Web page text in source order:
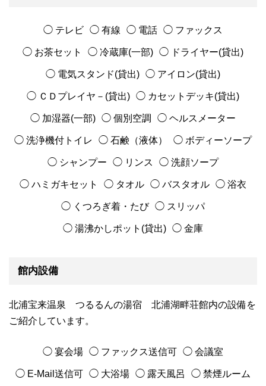
◯ テレビ ◯ 有線 ◯ 電話 ◯ ファックス
◯ お茶セット ◯ 冷蔵庫(一部) ◯ ドライヤー(貸出)
◯ 電気スタンド(貸出) ◯ アイロン(貸出)
◯ ＣＤプレイヤ－(貸出) ◯ カセットデッキ(貸出)
◯ 加湿器(一部) ◯ 個別空調 ◯ ヘルスメーター
◯ 洗浄機付トイレ ◯ 石鹸（液体） ◯ ボディーソープ
◯ シャンプー ◯ リンス ◯ 洗顔ソープ
◯ ハミガキセット ◯ タオル ◯ バスタオル ◯ 浴衣
◯ くつろぎ着・たび ◯ スリッパ
◯ 湯沸かしポット(貸出) ◯ 金庫
館内設備
北浦宝来温泉 つるるんの湯宿 北浦湖畔荘館内の設備を
ご紹介しています。
◯ 宴会場 ◯ ファックス送信可 ◯ 会議室
◯ E-Mail送信可 ◯ 大浴場 ◯ 露天風呂 ◯ 禁煙ルーム